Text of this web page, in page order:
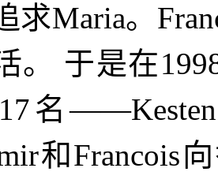
求Maria。
。 于是在
名
和Francois